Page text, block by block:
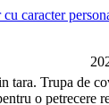
caracter
Trupa de
o